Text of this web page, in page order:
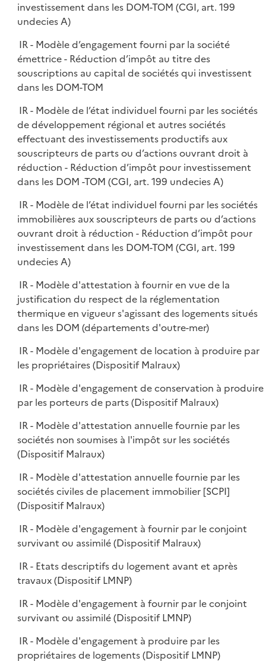
investissement dans les DOM-TOM (CGI, art. 199
undecies A)
IR - Modèle d’engagement fourni par la société
émettrice - Réduction d’impôt au titre des
souscriptions au capital de sociétés qui investissent
dans les DOM-TOM
IR - Modèle de l’état individuel fourni par les sociétés
de développement régional et autres sociétés
effectuant des investissements productifs aux
souscripteurs de parts ou d’actions ouvrant droit à
réduction - Réduction d’impôt pour investissement
dans les DOM -TOM (CGI, art. 199 undecies A)
IR - Modèle de l’état individuel fourni par les sociétés
immobilières aux souscripteurs de parts ou d’actions
ouvrant droit à réduction - Réduction d’impôt pour
investissement dans les DOM-TOM (CGI, art. 199
undecies A)
IR - Modèle d'attestation à fournir en vue de la
justification du respect de la réglementation
thermique en vigueur s'agissant des logements situés
dans les DOM (départements d'outre-mer)
IR - Modèle d'engagement de location à produire par
les propriétaires (Dispositif Malraux)
IR - Modèle d'engagement de conservation à produire
par les porteurs de parts (Dispositif Malraux)
IR - Modèle d'attestation annuelle fournie par les
sociétés non soumises à l'impôt sur les sociétés
(Dispositif Malraux)
IR - Modèle d'attestation annuelle fournie par les
sociétés civiles de placement immobilier [SCPI]
(Dispositif Malraux)
IR - Modèle d'engagement à fournir par le conjoint
survivant ou assimilé (Dispositif Malraux)
IR - Etats descriptifs du logement avant et après
travaux (Dispositif LMNP)
IR - Modèle d'engagement à fournir par le conjoint
survivant ou assimilé (Dispositif LMNP)
IR - Modèle d'engagement à produire par les
propriétaires de logements (Dispositif LMNP)